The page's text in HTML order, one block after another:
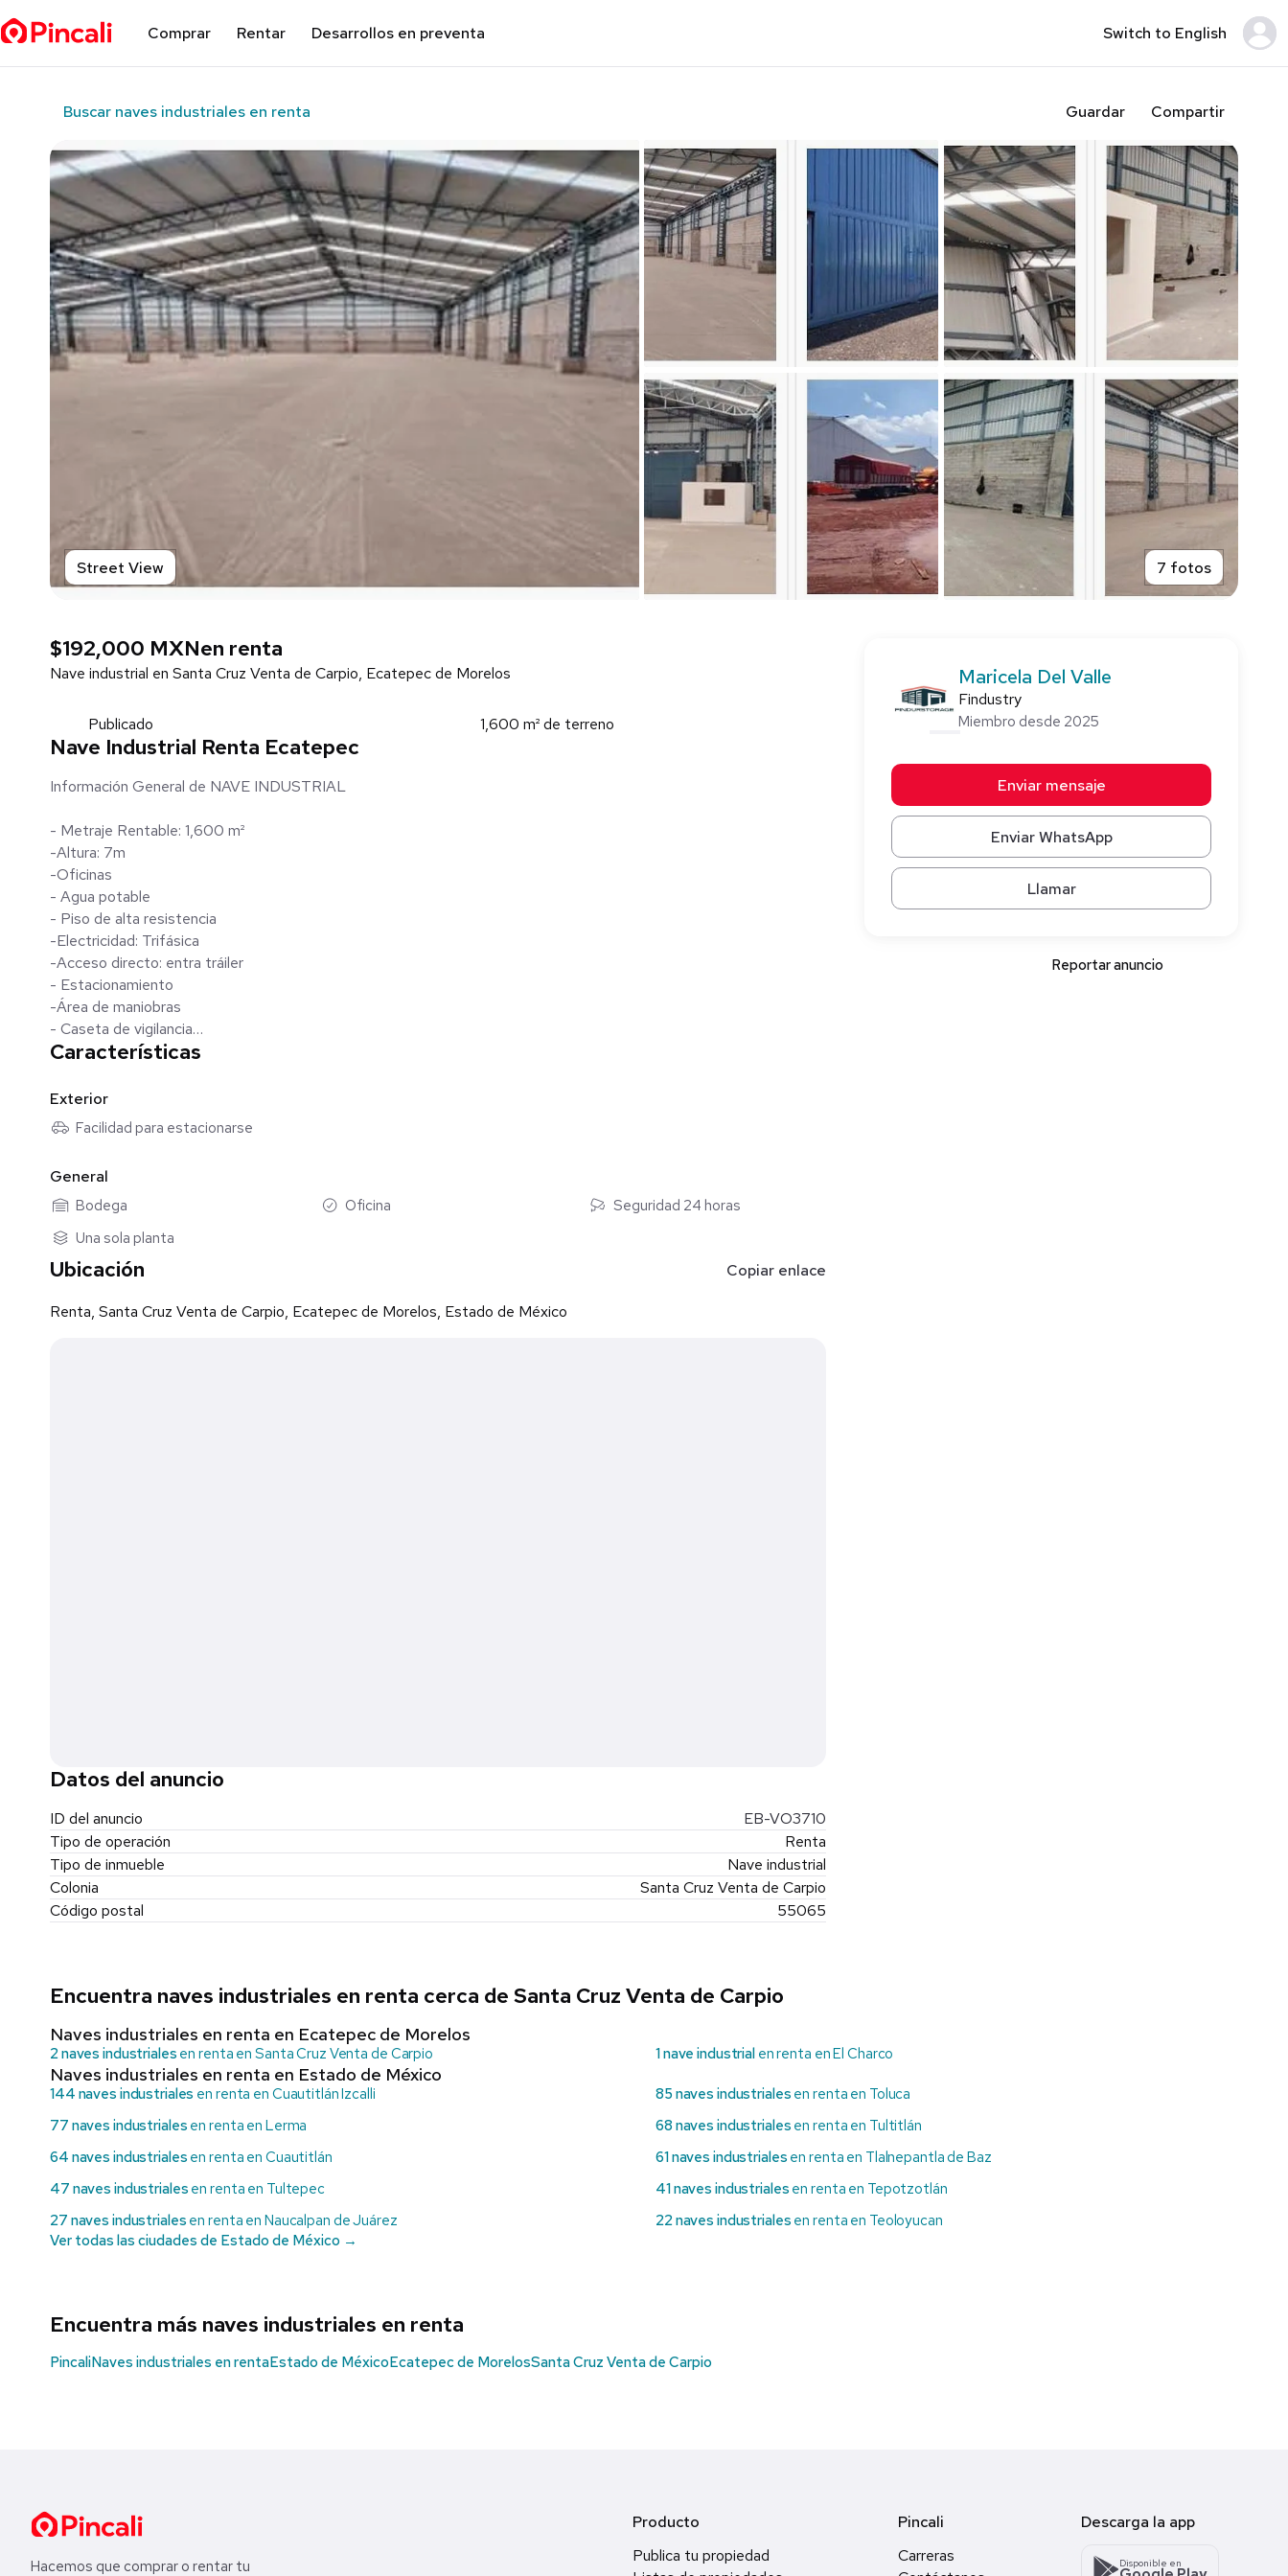
Comprar Rentar Desarrollos en preventa Switch to English
Buscar naves industriales en renta Guardar Compartir
Street View 7 fotos
$192,000 MXNen renta
Nave industrial en Santa Cruz Venta de Carpio, Ecatepec de Morelos
Publicado 1,600 m² de terreno
Nave Industrial Renta Ecatepec
Información General de NAVE INDUSTRIAL
- Metraje Rentable: 1,600 m²
-Altura: 7m
-Oficinas
- Agua potable
- Piso de alta resistencia
-Electricidad: Trifásica
-Acceso directo: entra tráiler
- Estacionamiento
-Área de maniobras
- Caseta de vigilancia
- Parque Industrial
Precio $192,000 más IVA
CONTACTO
5535557891
Características
Exterior
Facilidad para estacionarse
General
Bodega Oficina
Seguridad 24 horas
Una sola planta
Ubicación Copiar enlace
Renta, Santa Cruz Venta de Carpio, Ecatepec de Morelos, Estado de México
Datos del anuncio
ID del anuncio
EB-VO3710
Tipo de operación
Renta
Tipo de inmueble
Nave industrial
Colonia
Santa Cruz Venta de Carpio
Código postal
55065
Maricela Del Valle
Findustry
Miembro desde 2025
Enviar mensaje
Enviar WhatsApp
Llamar
Reportar anuncio
Encuentra naves industriales en renta cerca de Santa Cruz Venta de Carpio
Naves industriales en renta en Ecatepec de Morelos
2 naves industriales en renta en Santa Cruz Venta de Carpio 1 nave industrialen renta en El Charco
Naves industriales en renta en Estado de México
144 naves industriales en renta en Cuautitlán Izcalli 85 naves industriales en renta en Toluca
77 naves industriales en renta en Lerma 68 naves industriales en renta en Tultitlán
64 naves industriales en renta en Cuautitlán 61 naves industriales en renta en Tlalnepantla de Baz
47 naves industriales en renta en Tultepec 41 naves industriales en renta en Tepotzotlán
27 naves industriales en renta en Naucalpan de Juárez 22 naves industriales en renta en Teoloyucan
Ver todas las ciudades de Estado de México →
Encuentra más naves industriales en renta
PincaliNaves industriales en rentaEstado de MéxicoEcatepec de MorelosSanta Cruz Venta de Carpio
Hacemos que comprar o rentar tu
Producto
Publica tu propiedad
Pincali
Carreras
Descarga la app
Disponible en